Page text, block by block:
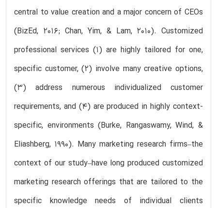
central to value creation and a major concern of CEOs
(BizEd, 2016; Chan, Yim, & Lam, 2010). Customized
professional services (1) are highly tailored for one,
specific customer, (2) involve many creative options,
(3) address numerous individualized customer
requirements, and (4) are produced in highly context-
specific, environments (Burke, Rangaswamy, Wind, &
Eliashberg, 1990). Many marketing research firms–the
context of our study–have long produced customized
marketing research offerings that are tailored to the
specific knowledge needs of individual clients